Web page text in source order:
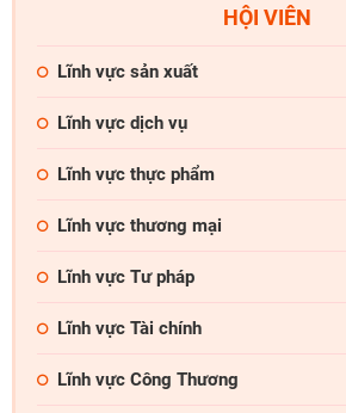
Quên mật khẩu
Chức vụ *
Lĩnh vực hoạt động *
HỘI VIÊN
Lĩnh vực sản xuất
Lĩnh vực dịch vụ
Lĩnh vực thực phẩm
Lĩnh vực thương mại
Lĩnh vực Tư pháp
Lĩnh vực Tài chính
Lĩnh vực Công Thương